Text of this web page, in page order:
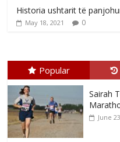
Historia ushtarit të
May 18, 2021 0
Popular
Sairah
June